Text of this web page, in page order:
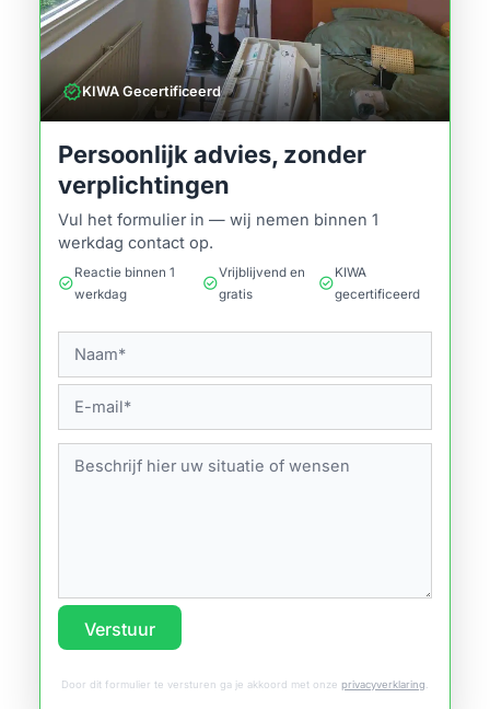
verifiedKIWA Gecertificeerd
Persoonlijk advies, zonder
verplichtingen
Vul het formulier in — wij nemen binnen 1
werkdag contact op.
check_circle
Reactie binnen 1
werkdag
check_circle
Vrijblijvend en
gratis
check_circle
KIWA
gecertificeerd
Verstuur
Door dit formulier te versturen ga je akkoord met onze privacyverklaring